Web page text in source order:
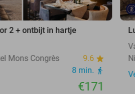
2 + ontbijt in hartje
Mons Congrès
9.6
8 min.
€171